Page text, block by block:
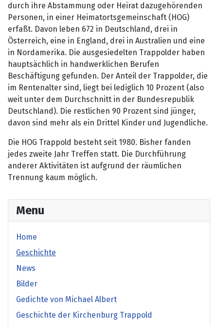
Menu
Home
Geschichte
News
Bilder
Gedichte von Michael Albert
Geschichte der Kirchenburg Trappold
durch ihre Abstammung oder Heirat dazugehörenden
Personen, in einer Heimatortsgemeinschaft (HOG)
erfaßt. Davon leben 672 in Deutschland, drei in
Österreich, eine in England, drei in Australien und eine
in Nordamerika. Die ausgesiedelten Trappolder haben
hauptsächlich in handwerklichen Berufen
Beschäftigung gefunden. Der Anteil der Trappolder, die
im Rentenalter sind, liegt bei lediglich 10 Prozent (also
weit unter dem Durchschnitt in der Bundesrepublik
Deutschland). Die restlichen 90 Prozent sind jünger,
davon sind mehr als ein Drittel Kinder und Jugendliche.
Die HOG Trappold besteht seit 1980. Bisher fanden
jedes zweite Jahr Treffen statt. Die Durchführung
anderer Aktivitäten ist aufgrund der räumlichen
Trennung kaum möglich.